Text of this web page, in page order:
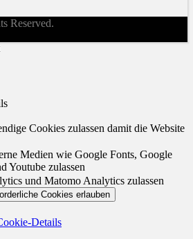
Reserved.
Cookies zulassen damit die Website
Medien wie Google Fonts, Google
Youtube zulassen
und Matomo Analytics zulassen
Details